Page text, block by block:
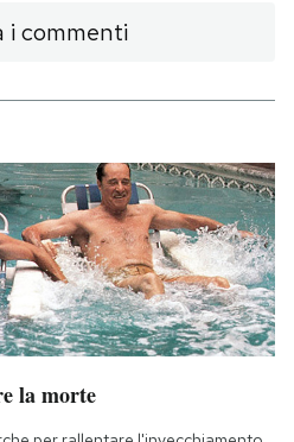
i commenti
la morte